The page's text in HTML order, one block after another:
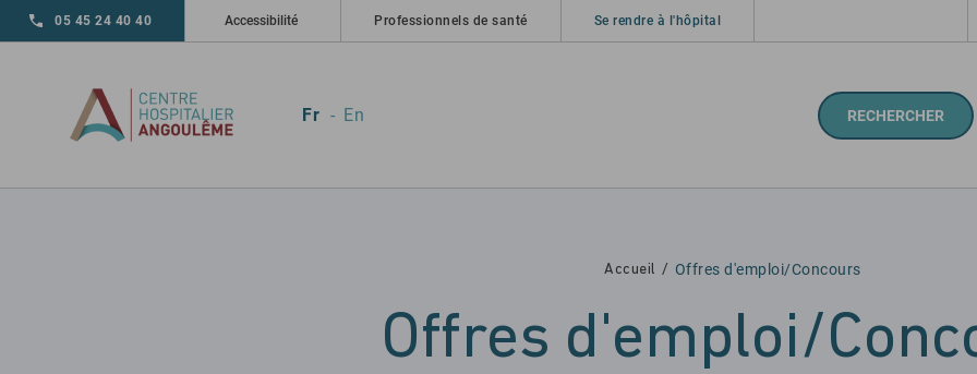
Fr En
05 45 24 40 40 Accessibilité Professionnels de santé Se rendre à l'hôpital
RECHERCHER
Accueil Offres d'emploi/Concours
Offres d'emploi/